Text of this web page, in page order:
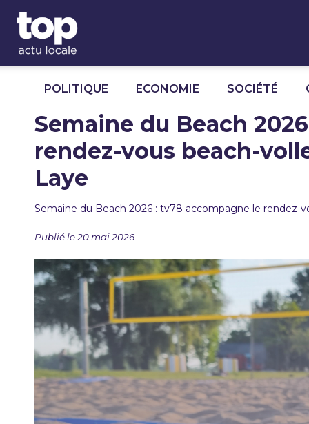
POLITIQUE ECONOMIE SOCIÉTÉ
Semaine du Beach
rendez-vous beach-
Laye
Semaine du Beach 2026 : tv78 accompagne le rendez-
Publié le 20 mai 2026